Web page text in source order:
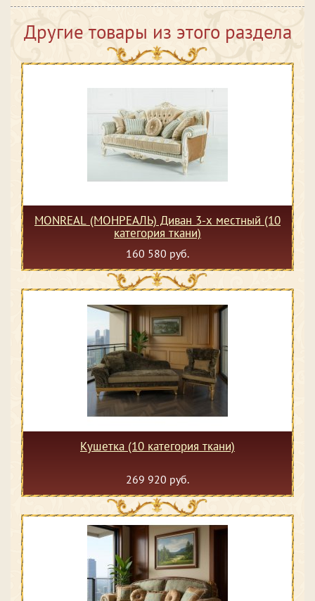
Другие товары из этого раздела
MONREAL (МОНРЕАЛЬ) Диван 3-х местный (10
категория ткани)
160 580 руб.
Кушетка (10 категория ткани)
269 920 руб.